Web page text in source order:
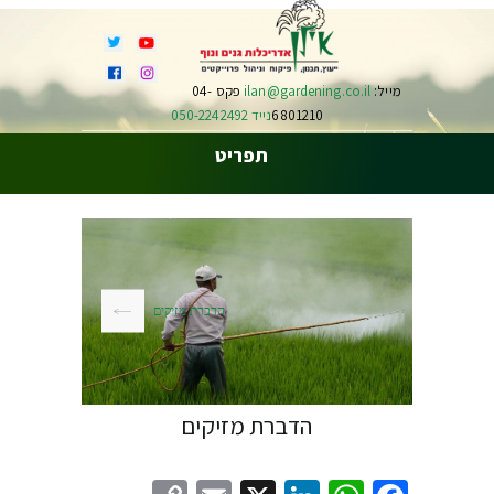
מייל:ilan@gardening.co.il
פקס 04-
6801210נייד 050-2242492
תפריט
הדברת מזיקים
הדברת מזיקים